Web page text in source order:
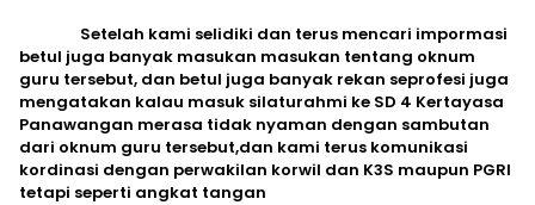
Setelah kami selidiki dan terus mencari impormasi
betul juga banyak masukan masukan tentang oknum
guru tersebut, dan betul juga banyak rekan seprofesi juga
mengatakan kalau masuk silaturahmi ke SD 4 Kertayasa
Panawangan merasa tidak nyaman dengan sambutan
dari oknum guru tersebut,dan kami terus komunikasi
kordinasi dengan perwakilan korwil dan K3S maupun PGRI
tetapi seperti angkat tangan